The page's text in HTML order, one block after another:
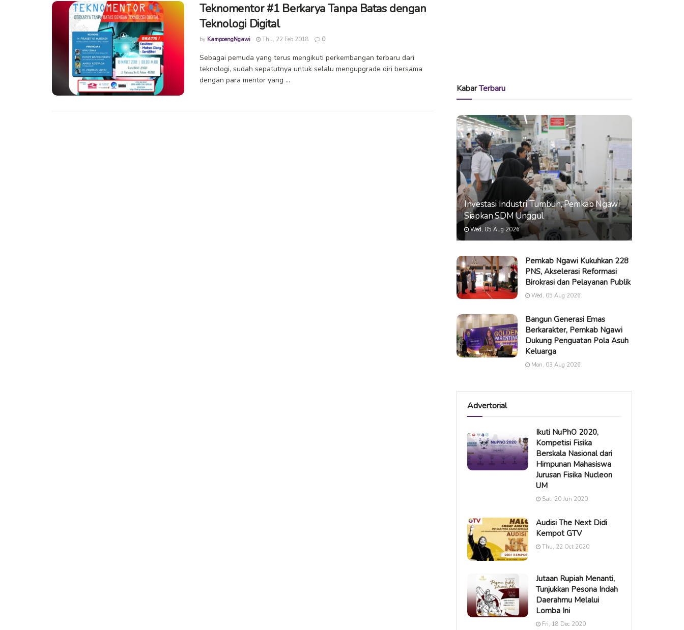
Teknomentor #1 Berkarya Tanpa Batas dengan
Teknologi Digital
by KampoengNgawi Thu, 22 Feb 2018 0
Sebagai pemuda yang terus mengikuti perkembangan terbaru dari
teknologi, sudah sepatutnya untuk selalu mengupgrade diri bersama
dengan para mentor yang ...
KabarTerbaru
Investasi Industri Tumbuh, Pemkab Ngawi
Siapkan SDM Unggul
Wed, 05 Aug 2026
Pemkab Ngawi Kukuhkan 228
PNS, Akselerasi Reformasi
Birokrasi dan Pelayanan Publik
Wed, 05 Aug 2026
Bangun Generasi Emas
Berkarakter, Pemkab Ngawi
Dukung Penguatan Pola Asuh
Keluarga
Mon, 03 Aug 2026
Advertorial
Ikuti NuPhO 2020,
Kompetisi Fisika
Berskala Nasional dari
Himpunan Mahasiswa
Jurusan Fisika Nucleon
UM
Sat, 20 Jun 2020
Audisi The Next Didi
Kempot GTV
Thu, 22 Oct 2020
Jutaan Rupiah Menanti,
Tunjukkan Pesona Indah
Daerahmu Melalui
Lomba Ini
Fri, 18 Dec 2020